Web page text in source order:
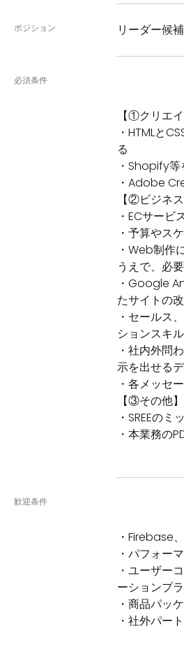
ポジション リーダー候補
必須条件
【①クリエ
・HTMLと
る
・Shopify
・Adobe
【②ビジネス
・ECサー
・予算やス
・Web制作
うえで、必
・Google
たサイトの
・セールス
ションスキル
・社内外問
示を出せる
・各メッセ
【③その他】
・SREEの
・本業務の
歓迎条件
・Firebase
・パフォー
・ユーザー
ーションプ
・商品パッ
・社外パー